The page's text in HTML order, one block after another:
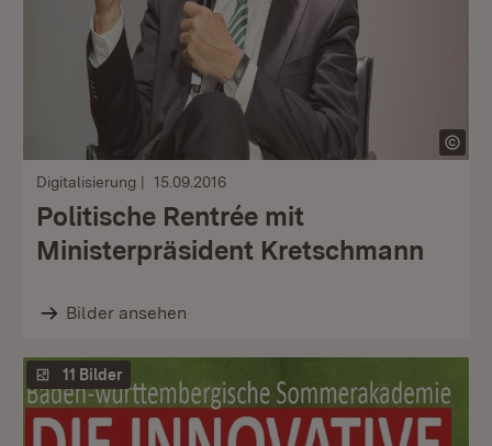
Digitalisierung 15.09.2016
Politische Rentrée mit
Ministerpräsident Kretschmann
Bilder ansehen
11 Bilder